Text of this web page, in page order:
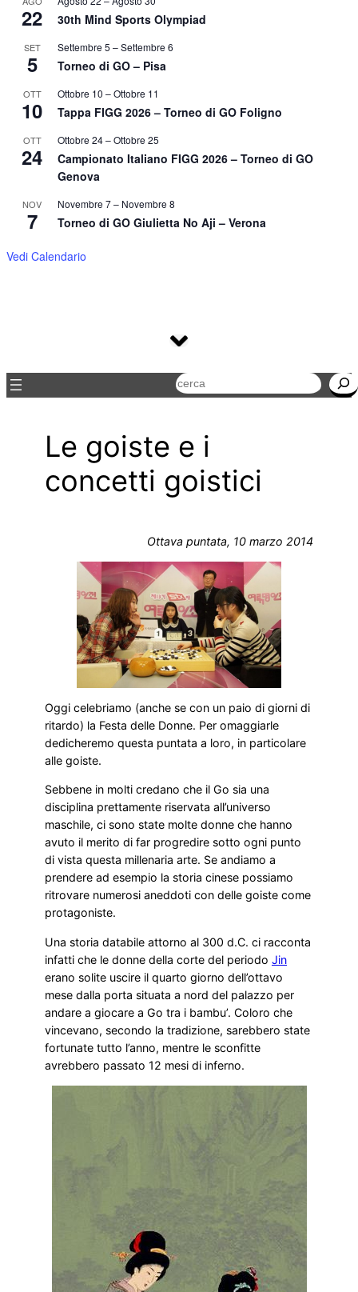
22 30th Mind Sports Olympiad
SET
5
Settembre 5 –Settembre 6
Torneo di GO – Pisa
OTT
10
Ottobre 10 –Ottobre 11
Tappa FIGG 2026 – Torneo di GO Foligno
OTT
24
Ottobre 24–Ottobre 25
Campionato Italiano FIGG 2026 – Torneo di GO
Genova
NOV
7
Novembre 7– Novembre 8
Torneo di GO Giulietta No Aji – Verona
Vedi Calendario
Cerca
Le goiste e i
concetti goistici
Ottava puntata, 10 marzo 2014
Oggi celebriamo (anche se con un paio di giorni di
ritardo) la Festa delle Donne. Per omaggiarle
dedicheremo questa puntata a loro, in particolare
alle goiste.
Sebbene in molti credano che il Go sia una
disciplina prettamente riservata all’universo
maschile, ci sono state molte donne che hanno
avuto il merito di far progredire sotto ogni punto
di vista questa millenaria arte. Se andiamo a
prendere ad esempio la storia cinese possiamo
ritrovare numerosi aneddoti con delle goiste come
protagoniste.
Una storia databile attorno al 300 d.C. ci racconta
infatti che le donne della corte del periodo Jin
erano solite uscire il quarto giorno dell’ottavo
mese dalla porta situata a nord del palazzo per
andare a giocare a Go tra i bambu’. Coloro che
vincevano, secondo la tradizione, sarebbero state
fortunate tutto l’anno, mentre le sconfitte
avrebbero passato 12 mesi di inferno.